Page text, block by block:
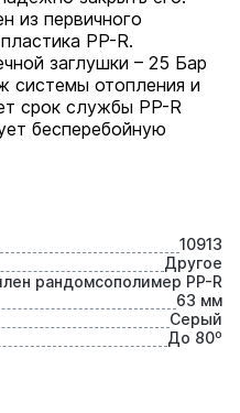
10913
Другое
рандомсополимер PP-R
63 мм
Серый
До 80⁰
из первичного
PP-R.
заглушки – 25 Бар
системы отопления и
срок службы PP-R
бесперебойную